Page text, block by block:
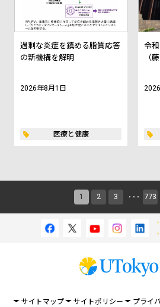
過剰な炎症を鎮める脂質応答
の新機構を解明
2026年8月1日
医療と健康
令
（
1 2 3 ・・・ 773
サイトマップ サイトポリシー プライ